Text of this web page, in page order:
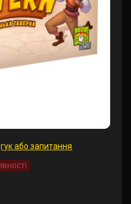
або запитання